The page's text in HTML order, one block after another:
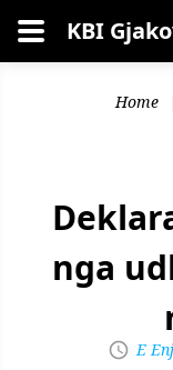
Kërko KBI
Home
nga
E